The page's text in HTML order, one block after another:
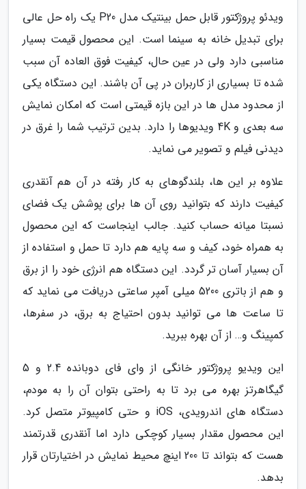
ویدئو پروژکتور قابل حمل بینتیک مدل P20 یک راه حل عالی
برای تبدیل خانه به سینما است. این محصول قیمت بسیار
مناسبی دارد ولی در عین حال، کیفیت فوق العاده آن سبب
شده تا بسیاری از کاربران در پی آن باشند. این دستگاه یکی
از محدود مدل ها در این بازه قیمتی است که امکان نمایش
سه بعدی و 4K ویدیوها را دارد. بدین ترتیب شما را غرق در
دیدنی فیلم و تصویر می نماید.
علاوه بر این ها، بلندگوهای به کار رفته در آن هم آنقدری
کیفیت دارند که بتوانید روی آن ها برای پوشش یک فضای
نسبتا میانه حساب کنید. جالب اینجاست که این محصول
به همراه خود، کیف و سه پایه هم دارد تا حمل و استفاده از
آن بسیار آسان تر گردد. این دستگاه هم انرژی خود را از برق
و هم از باتری 5200 میلی آمپر ساعتی دریافت می نماید که
تا ساعت ها می توانید بدون احتیاج به برق، در سفرها،
کمپینگ و… از آن بهره ببرید.
این ویدیو پروژکتور خانگی از وای فای دوبانده 2.4 و 5
گیگاهرتز بهره می برد تا به راحتی بتوان آن را به مودم،
دستگاه های اندرویدی، iOS و حتی کامپیوتر متصل کرد.
این محصول مقدار بسیار کوچکی دارد اما آنقدری قدرتمند
هست که بتواند تا 200 اینچ محیط نمایش در اختیارتان قرار
بدهد.